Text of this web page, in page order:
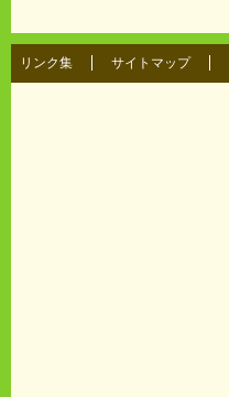
リンク集 サイトマップ